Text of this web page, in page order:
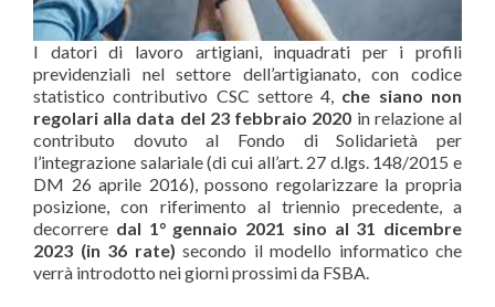
I datori di lavoro artigiani, inquadrati per i profili
previdenziali nel settore dell’artigianato, con codice
statistico contributivo CSC settore 4, che siano non
regolari alla data del 23 febbraio 2020 in relazione al
contributo dovuto al Fondo di Solidarietà per
l’integrazione salariale (di cui all’art. 27 d.lgs. 148/2015 e
DM 26 aprile 2016), possono regolarizzare la propria
posizione, con riferimento al triennio precedente, a
decorrere dal 1° gennaio 2021 sino al 31 dicembre
2023 (in 36 rate) secondo il modello informatico che
verrà introdotto nei giorni prossimi da FSBA.